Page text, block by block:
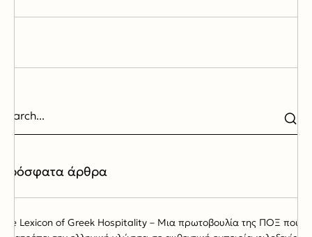
Πρόσφατα άρθρα
The Lexicon of Greek Hospitality – Μια πρωτοβουλία της ΠΟΞ που